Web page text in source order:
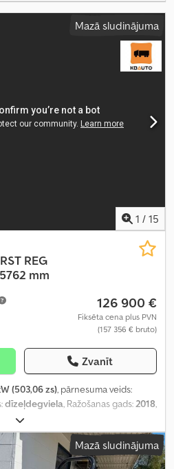
Mazā sludinājuma
1 / 15
REG
mm
126 900 €
Fiksēta cena plus PVN
(157 356 € bruto)
Zvanīt
(503,06 zs), pārnesuma veids:
dīzeļdegviela, Ražošanas gads:2018,
Aprīkojums:
Mazā sludinājuma